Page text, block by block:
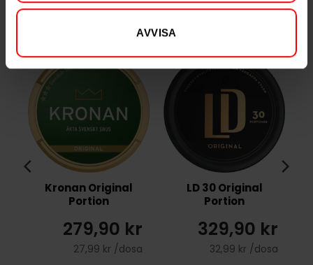
AVVISA
Kronan Original
Portion
279,90 kr
27,99 kr /dosa
LD 30 Original
Portion
329,90 kr
32,99 kr /dosa